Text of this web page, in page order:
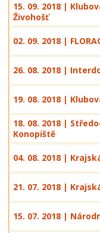
15. 09. 2018 |
Živohošť
02. 09. 2018 |
26. 08. 2018 |
19. 08. 2018 |
18. 08. 2018 |
Konopiště
04. 08. 2018 |
21. 07. 2018 |
15. 07. 2018 |